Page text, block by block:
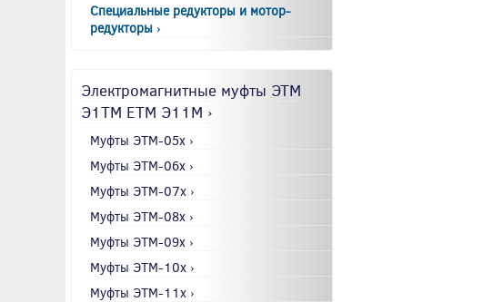
Специальные редукторы и мотор-
редукторы ›
Электромагнитные муфты ЭТМ
Э1ТМ ETM Э11М ›
Муфты ЭТМ-05x ›
Муфты ЭТМ-06x ›
Муфты ЭТМ-07x ›
Муфты ЭТМ-08x ›
Муфты ЭТМ-09x ›
Муфты ЭТМ-10x ›
Муфты ЭТМ-11x ›